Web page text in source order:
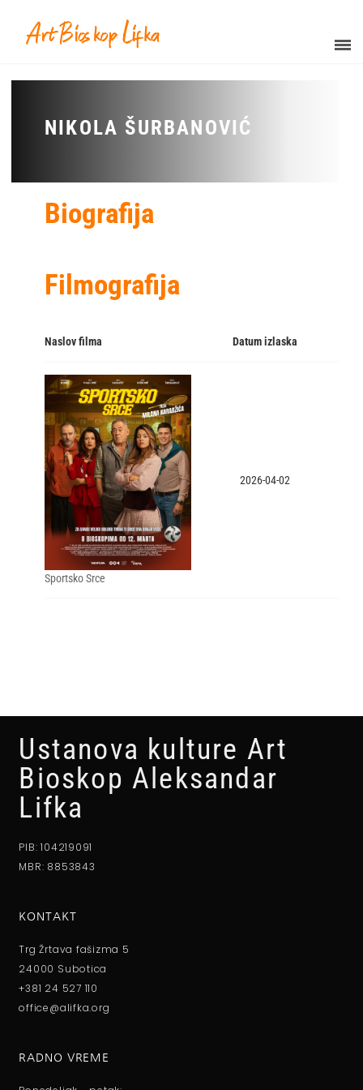
NIKOLA ŠURBANOVIĆ
Biografija
Filmografija
Naslov filma Datum izlaska
Sportsko Srce
2026-04-02
Ustanova kulture Art
Bioskop Aleksandar
Lifka
PIB: 104219091
MBR: 8853843
KONTAKT
Trg Žrtava fašizma 5
24000 Subotica
+381 24 527 110
office@alifka.org
RADNO VREME